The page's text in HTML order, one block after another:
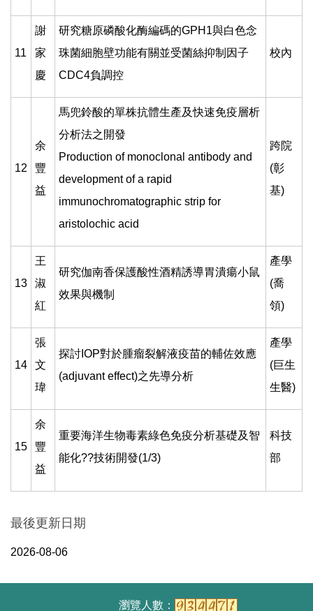
11
謝
家
慶
研究糖原磷酸化酶編碼的GPH1與白色念
珠菌細胞壁功能有關並受菌絲抑制因子
CDC4負調控
校內
12
余
豐
益
馬兜鈴酸的單株抗體生產及快速免疫層析
分析法之開發
Production of monoclonal antibody and
development of a rapid
immunochromatographic strip for
aristolochic acid
跨院
(彰
基)
13
王
淑
紅
研究伽南香保護酸性酒精誘導胃潰瘍小鼠
效果與機制
產學
(喬
領)
14
張
文
瑋
探討IOP對於腫瘤裂解液疫苗的輔佐效應
(adjuvant effect)之先導分析
產學
(巨生
生醫)
15
余
豐
益
重要海洋生物毒素綠色免疫分析基礎及智
能化??技術開發(1/3)
科技
部
最後更新日期
2026-08-06